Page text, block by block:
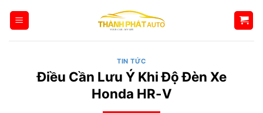
qua
TIN TỨC
Điều Cần Lưu Ý Khi Độ Đèn Xe
Honda HR-V